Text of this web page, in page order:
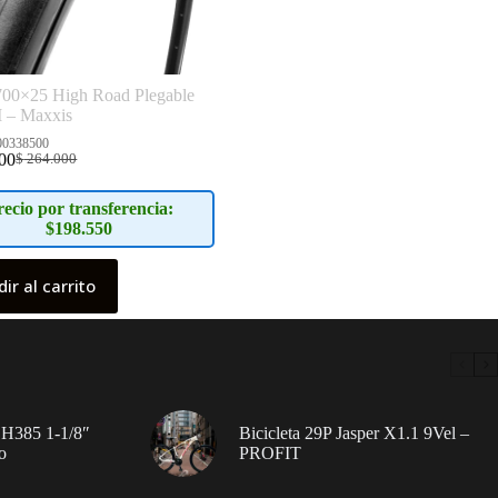
High Road Plegable
– Maxxis
$264.000
El
precio
original
$ 264.000.
El
precio
actual
$ 209.000.
por transferencia:
$198.550
al carrito
1-1/8″
Bicicleta 29P Jasper X1.1 9Vel –
PROFIT